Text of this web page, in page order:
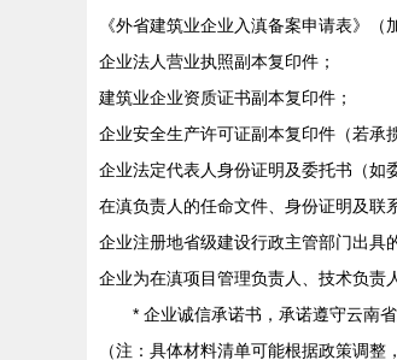
《外省建筑业企业入滇备案申请表》（
企业法人营业执照副本复印件；
建筑业企业资质证书副本复印件；
企业安全生产许可证副本复印件（若承
企业法定代表人身份证明及委托书（如
在滇负责人的任命文件、身份证明及联
企业注册地省级建设行政主管部门出具
企业为在滇项目管理负责人、技术负责
* 企业诚信承诺书，承诺遵守云南
（注：具体材料清单可能根据政策调整